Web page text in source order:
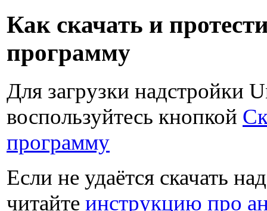
Как скачать и
программу
Для загрузки надстройки
воспользуйтесь кнопкой
программу
Если не удаётся скачать
читайте инструкцию про